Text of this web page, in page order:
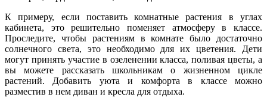
К примеру, если поставить комнатные растения в углах
кабинета, это решительно поменяет атмосферу в классе.
Проследите, чтобы растениям в комнате было достаточно
солнечного света, это необходимо для их цветения. Дети
могут принять участие в озеленении класса, поливая цветы, а
вы можете рассказать школьникам о жизненном цикле
растений. Добавить уюта и комфорта в классе можно
разместив в нем диван и кресла для отдыха.